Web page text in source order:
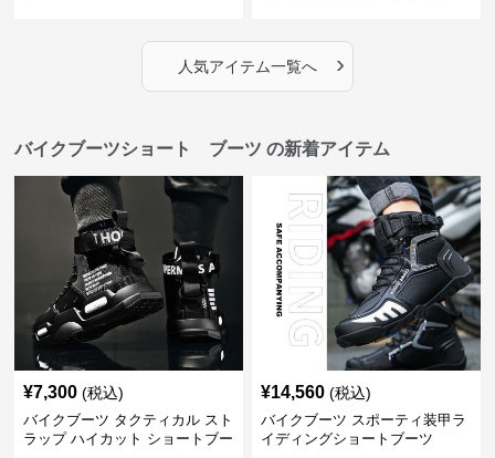
人気アイテム一覧へ ›
バイクブーツショート ブーツ の新着アイテム
¥7,300 (税込)
バイクブーツ タクティカル スト
ラップ ハイカット ショートブー
¥14,560 (税込)
バイクブーツ スポーティ装甲ラ
イディングショートブーツ